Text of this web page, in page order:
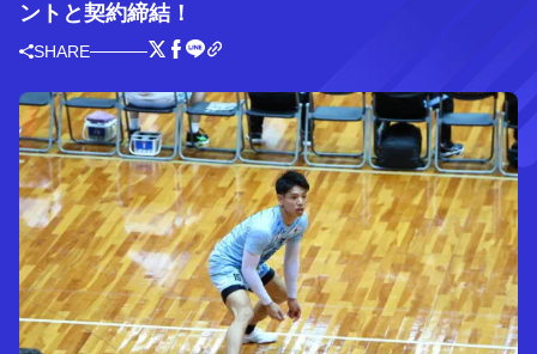
ントと契約締結！
SHARE